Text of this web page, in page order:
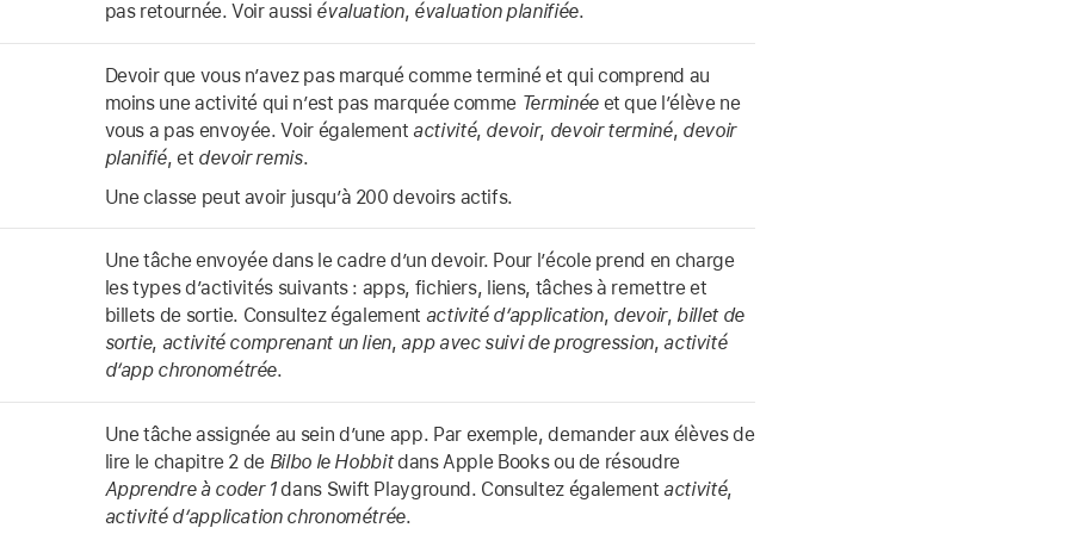
pas retournée. Voir aussi évaluation, évaluation planifiée.
Devoir que vous n’avez pas marqué comme terminé et qui comprend au
moins une activité qui n’est pas marquée comme Terminéeet que l’élève ne
vous a pas envoyée. Voir égalementactivité, devoir, devoir terminé, devoir
planifié, et devoir remis.
Une classe peut avoir jusqu’à 200 devoirs actifs.
Une tâche envoyée dans le cadre d’un devoir. Pour l’école prend en charge
les types d’activités suivants : apps, fichiers, liens, tâches à remettre et
billets de sortie. Consultez également activité d’application, devoir, billet de
sortie, activité comprenant un lien,app avec suivi de progression,activité
d’app chronométrée.
Une tâche assignée au sein d’une app. Par exemple, demander aux élèves de
lire le chapitre 2 de Bilbo le Hobbitdans Apple Books ou de résoudre
Apprendre à coder 1dans Swift Playground. Consultez égalementactivité,
activité d’application chronométrée.